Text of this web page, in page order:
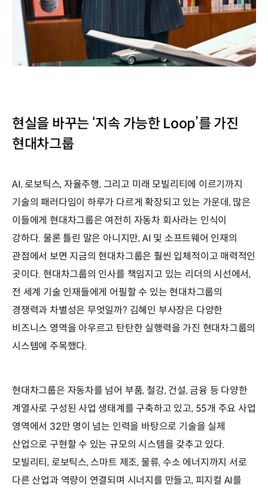
현실을 바꾸는 ‘지속 가능한 Loop’를 가진
현대차그룹
AI, 로보틱스, 자율주행, 그리고 미래 모빌리티에 이르기까지
기술의 패러다임이 하루가 다르게 확장되고 있는 가운데, 많은
이들에게 현대차그룹은 여전히 자동차 회사라는 인식이
강하다. 물론 틀린 말은 아니지만, AI 및 소프트웨어 인재의
관점에서 보면 지금의 현대차그룹은 훨씬 입체적이고 매력적인
곳이다. 현대차그룹의 인사를 책임지고 있는 리더의 시선에서,
전 세계 기술 인재들에게 어필할 수 있는 현대차그룹의
경쟁력과 차별성은 무엇일까? 김혜인 부사장은 다양한
비즈니스 영역을 아우르고 탄탄한 실행력을 가진 현대차그룹의
시스템에 주목했다.
현대차그룹은 자동차를 넘어 부품, 철강, 건설, 금융 등 다양한
계열사로 구성된 사업 생태계를 구축하고 있고, 55개 주요 사업
영역에서 32만 명이 넘는 인력을 바탕으로 기술을 실제
산업으로 구현할 수 있는 규모의 시스템을 갖추고 있다.
모빌리티, 로보틱스, 스마트 제조, 물류, 수소 에너지까지 서로
다른 산업과 역량이 연결되며 시너지를 만들고, 피지컬 AI를